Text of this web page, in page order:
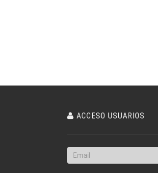
ACCESO USUARIOS